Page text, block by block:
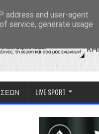
LIVE SPORT
address and user-agent
service, generate usage